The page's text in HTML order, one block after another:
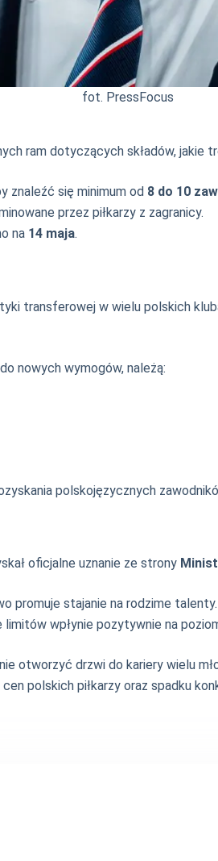
fot. PressFocus
ram dotyczących składów, jakie
znaleźć się minimum od 8 do 10
przez piłkarzy z zagranicy.
na 14 maja.
transferowej w wielu polskich
nowych wymogów, należą:
polskojęzycznych
oficjalne uznanie ze strony
promuje stajanie na rodzime
wpłynie pozytywnie na
otworzyć drzwi do kariery wielu
polskich piłkarzy oraz spadku